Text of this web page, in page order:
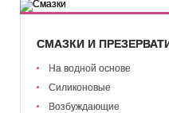
СМАЗКИ И
На водной основе
Силиконовые
Возбуждающие